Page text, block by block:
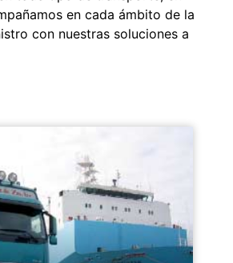
en cada ámbito de la
con nuestras soluciones a